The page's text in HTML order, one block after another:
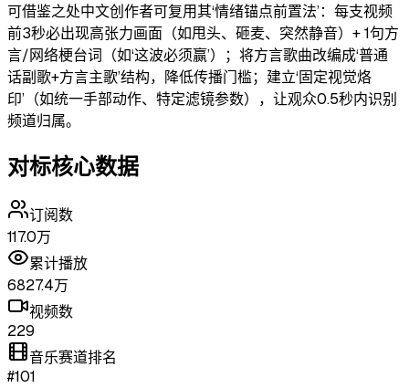
可借鉴之处中文创作者可复用其‘情绪锚点前置法’：每支视频
前3秒必出现高张力画面（如甩头、砸麦、突然静音）+ 1句方
言/网络梗台词（如‘这波必须赢’）；将方言歌曲改编成‘普通
话副歌+方言主歌’结构，降低传播门槛；建立‘固定视觉烙
印’（如统一手部动作、特定滤镜参数），让观众0.5秒内识别
频道归属。
对标核心数据
订阅数
117.0万
累计播放
6827.4万
视频数
229
音乐赛道排名
#101